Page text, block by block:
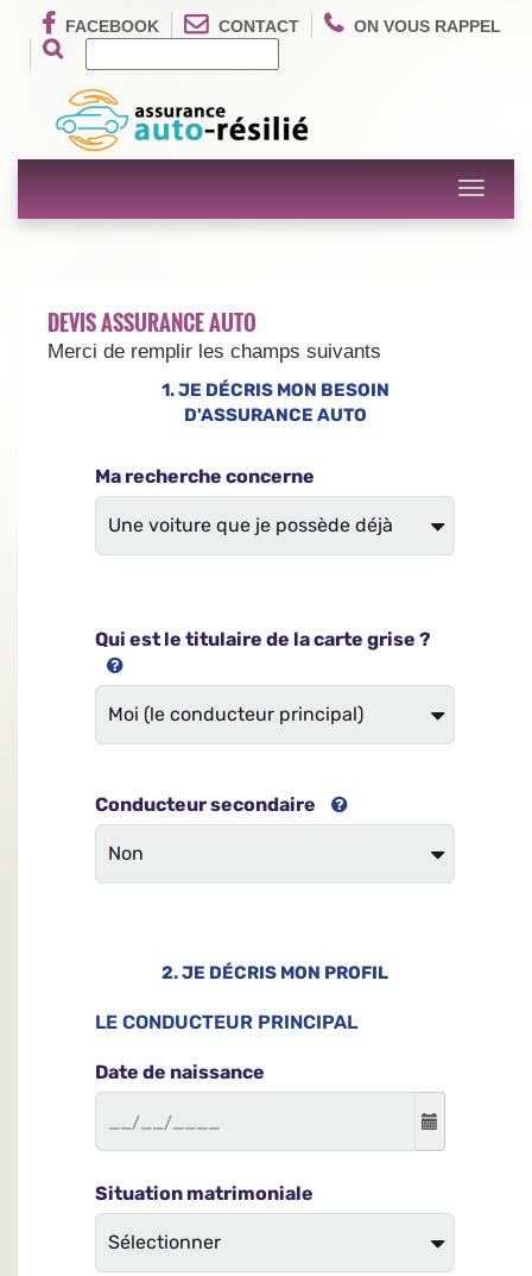
FACEBOOK CONTACT ON VOUS RAPPEL
Toggle
DEVIS ASSURANCE AUTO
Merci de remplir les champs suivants